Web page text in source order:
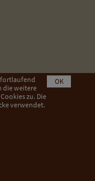
fortlaufend
die weitere
zu. Die
verwendet.
OK